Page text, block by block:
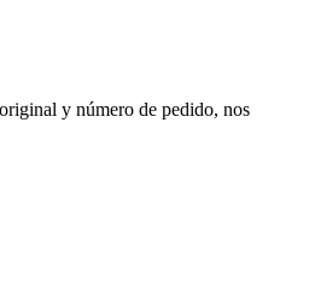
y número de pedido, nos